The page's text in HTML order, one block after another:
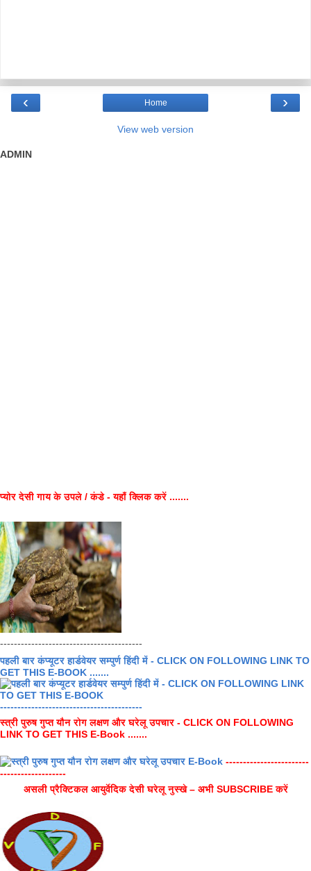
‹ ›
Home
View web version
ADMIN
प्योर देसी गाय के उपले / कंडे - यहाँ क्लिक करें .......
-----------------------------------------
पहली बार कंप्यूटर हार्डवेयर सम्पुर्ण हिंदी में - CLICK ON FOLLOWING LINK TO
GET THIS E-BOOK .......
-----------------------------------------
स्त्री पुरुष गुप्त यौन रोग लक्षण और घरेलू उपचार - CLICK ON FOLLOWING
LINK TO GET THIS E-Book .......
------------------------
-------------------
असली प्रैक्टिकल आयुर्वेदिक देसी घरेलू नुस्खे – अभी SUBSCRIBE करें